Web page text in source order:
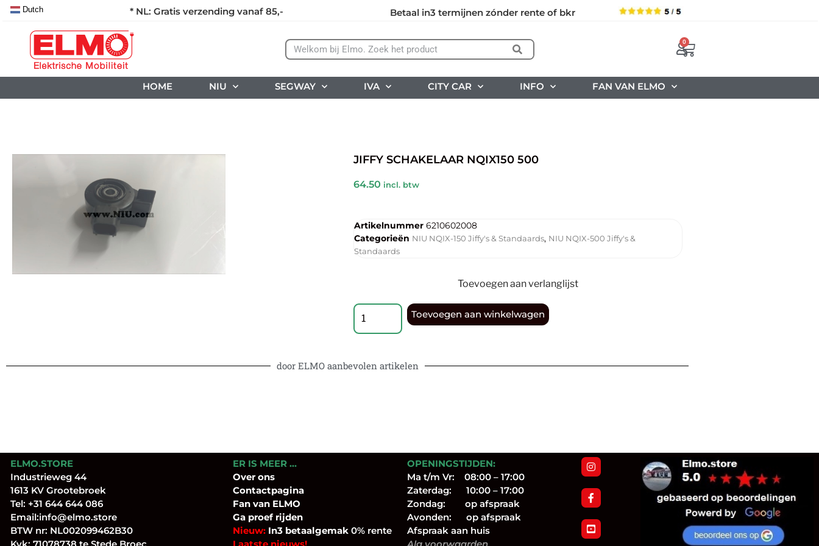
* NL: Gratis verzending vanaf 85,- Betaal in3 termijnen zónder rente of bkr
Dutch
0
HOME NIU SEGWAY IVA CITY CAR INFO FAN VAN ELMO
JIFFY SCHAKELAAR NQIX150 500
64.50 incl. btw
Artikelnummer 6210602008
Categorieën NIU NQIX-150 Jiffy's & Standaards, NIU NQIX-500 Jiffy's &
Standaards
Toevoegen aan verlanglijst
Toevoegen aan winkelwagen
door ELMO aanbevolen artikelen
ELMO.STORE
Industrieweg 44
1613 KV Grootebroek
Tel: +31 644 644 086
Email:info@elmo.store
BTW nr: NL002099462B30
ER IS MEER …
Over ons
Contactpagina
Fanvan ELMO
Ga proef rijden
Nieuw:In3 betaalgemak 0% rente
OPENINGSTIJDEN:
Ma t/m Vr: 08:00 – 17:00
Zaterdag: 10:00 – 17:00
Zondag: op afspraak
Avonden: op afspraak
Afspraak aan huis